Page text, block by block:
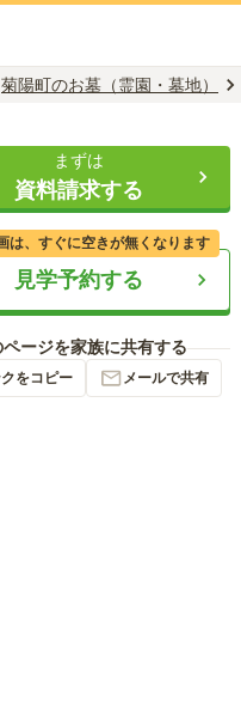
菊陽町のお墓（霊園・墓地）
まずは
資料請求する
見学予約する
は、すぐに空きが無くなります
ページを家族に共有する
クをコピー メールで共有